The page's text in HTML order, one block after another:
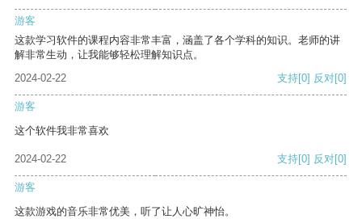
游客
这款学习软件的课程内容非常丰富，涵盖了各个学科的知识。老师的讲
解非常生动，让我能够轻松理解知识点。
2024-02-22
支持[0] 反对[0]
游客
这个软件我非常喜欢
2024-02-22 支持[0] 反对[0]
游客
这款游戏的音乐非常优美，听了让人心旷神怡。